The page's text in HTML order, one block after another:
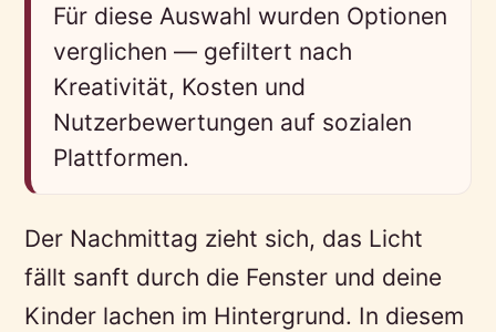
Für diese Auswahl wurden Optionen
verglichen — gefiltert nach
Kreativität, Kosten und
Nutzerbewertungen auf sozialen
Plattformen.
Der Nachmittag zieht sich, das Licht
fällt sanft durch die Fenster und deine
Kinder lachen im Hintergrund. In diesem